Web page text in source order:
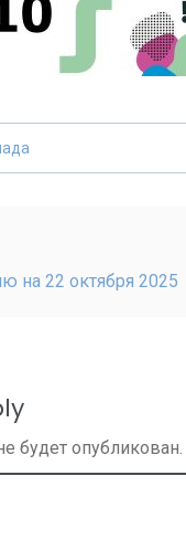
на 22 октября 2025
будет опубликован.